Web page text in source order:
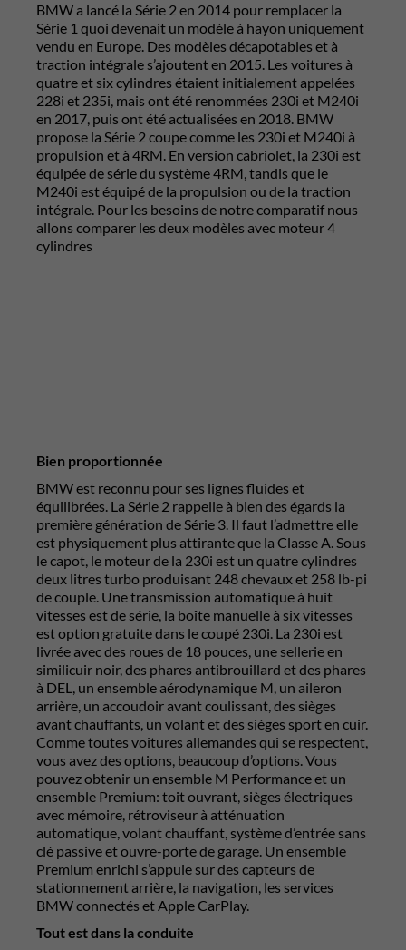
BMW a lancé la Série 2 en 2014 pour remplacer la
Série 1 quoi devenait un modèle à hayon uniquement
vendu en Europe. Des modèles décapotables et à
traction intégrale s’ajoutent en 2015. Les voitures à
quatre et six cylindres étaient initialement appelées
228i et 235i, mais ont été renommées 230i et M240i
en 2017, puis ont été actualisées en 2018. BMW
propose la Série 2 coupe comme les 230i et M240i à
propulsion et à 4RM. En version cabriolet, la 230i est
équipée de série du système 4RM, tandis que le
M240i est équipé de la propulsion ou de la traction
intégrale. Pour les besoins de notre comparatif nous
allons comparer les deux modèles avec moteur 4
cylindres
Bien proportionnée
BMW est reconnu pour ses lignes fluides et
équilibrées. La Série 2 rappelle à bien des égards la
première génération de Série 3. Il faut l’admettre elle
est physiquement plus attirante que la Classe A. Sous
le capot, le moteur de la 230i est un quatre cylindres
deux litres turbo produisant 248 chevaux et 258 lb-pi
de couple. Une transmission automatique à huit
vitesses est de série, la boîte manuelle à six vitesses
est option gratuite dans le coupé 230i. La 230i est
livrée avec des roues de 18 pouces, une sellerie en
similicuir noir, des phares antibrouillard et des phares
à DEL, un ensemble aérodynamique M, un aileron
arrière, un accoudoir avant coulissant, des sièges
avant chauffants, un volant et des sièges sport en cuir.
Comme toutes voitures allemandes qui se respectent,
vous avez des options, beaucoup d’options. Vous
pouvez obtenir un ensemble M Performance et un
ensemble Premium: toit ouvrant, sièges électriques
avec mémoire, rétroviseur à atténuation
automatique, volant chauffant, système d’entrée sans
clé passive et ouvre-porte de garage. Un ensemble
Premium enrichi s’appuie sur des capteurs de
stationnement arrière, la navigation, les services
BMW connectés et Apple CarPlay.
Tout est dans la conduite